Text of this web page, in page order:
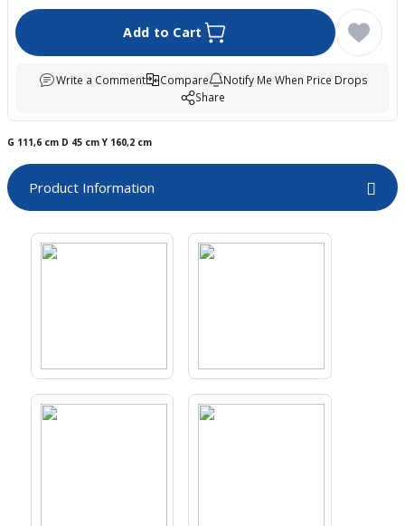
Add to Cart
Write a Comment Compare
Notify Me When Price Drops
Share
G 111,6 cm D 45 cm Y 160,2 cm
Product Information